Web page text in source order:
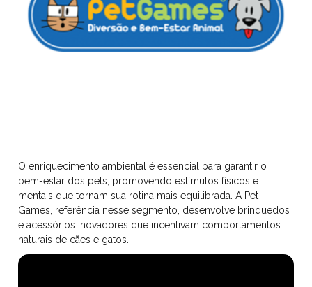
O enriquecimento ambiental é essencial para garantir o
bem-estar dos pets, promovendo estímulos físicos e
mentais que tornam sua rotina mais equilibrada. A Pet
Games, referência nesse segmento, desenvolve brinquedos
e acessórios inovadores que incentivam comportamentos
naturais de cães e gatos.